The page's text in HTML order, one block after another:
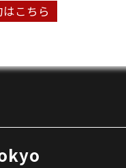
こちら